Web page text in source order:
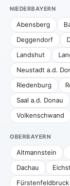
NIEDERBAYERN
Abensberg
Deggendorf
Landshut
Neustadt a.d.
Riedenburg
Saal a.d. Donau
Volkenschwand
OBERBAYERN
Altmannstein
Dachau
Fürstenfeldbruck